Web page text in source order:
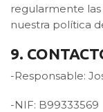
regularmente
nuestra política
9.
-Responsable:
-NIF: B99333569